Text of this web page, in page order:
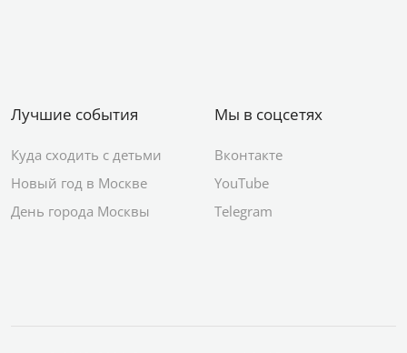
Лучшие события
Куда сходить с детьми
Новый год в Москве
День города Москвы
Мы в соцсетях
Вконтакте
YouTube
Telegram